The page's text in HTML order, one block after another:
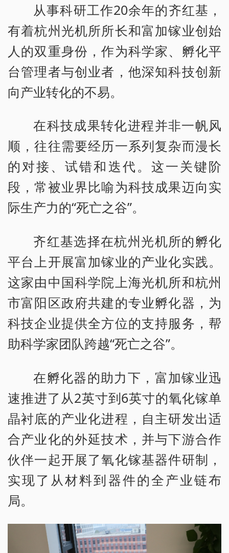
从事科研工作20余年的齐红基，
有着杭州光机所所长和富加镓业创始
人的双重身份，作为科学家、孵化平
台管理者与创业者，他深知科技创新
向产业转化的不易。
在科技成果转化进程并非一帆风
顺，往往需要经历一系列复杂而漫长
的对接、试错和迭代。这一关键阶
段，常被业界比喻为科技成果迈向实
际生产力的“死亡之谷”。
齐红基选择在杭州光机所的孵化
平台上开展富加镓业的产业化实践。
这家由中国科学院上海光机所和杭州
市富阳区政府共建的专业孵化器，为
科技企业提供全方位的支持服务，帮
助科学家团队跨越“死亡之谷”。
在孵化器的助力下，富加镓业迅
速推进了从2英寸到6英寸的氧化镓单
晶衬底的产业化进程，自主研发出适
合产业化的外延技术，并与下游合作
伙伴一起开展了氧化镓基器件研制，
实现了从材料到器件的全产业链布
局。